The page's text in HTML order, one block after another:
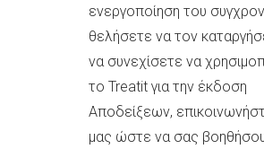
ενεργοποίηση του
θελήσετε να τον
να συνεχίσετε να
το Treatit για την έκδοση
Αποδείξεων,
μας ώστε να σας